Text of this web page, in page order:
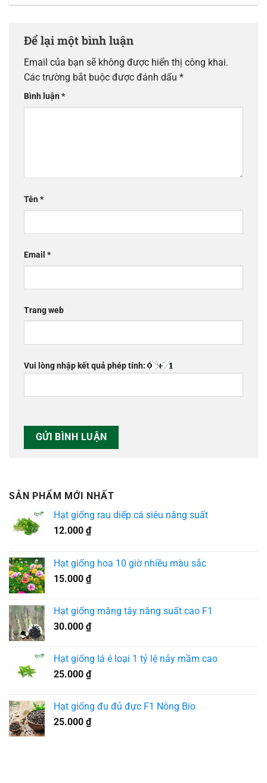
Để lại một bình luận
Email của bạn sẽ không được hiển thị công khai.
Các trường bắt buộc được đánh dấu *
Bình luận*
Tên*
Email *
Trang web
Vui lòng nhập kết quả phép tính:
SẢN PHẨM MỚI NHẤT
Hạt giống rau diếp cá siêu năng suất
12.000 ₫
Hạt giống hoa 10 giờ nhiều màu sắc
15.000 ₫
Hạt giống măng tây năng suất cao F1
30.000 ₫
Hạt giống lá é loại 1 tỷ lệ nảy mầm cao
25.000 ₫
Hạt giống đu đủ đực F1 Nông Bio
25.000 ₫